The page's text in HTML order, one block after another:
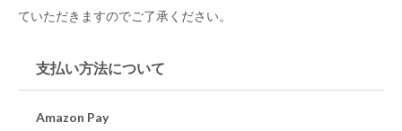
ていただきますのでご了承ください。
支払い方法について
Amazon Pay